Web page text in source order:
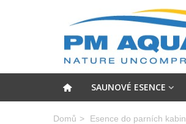
SAUNOVÉ ESENCE
Domů > Esence do parních kabin